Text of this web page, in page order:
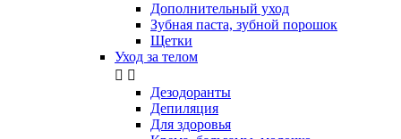
Дополнительный уход
Зубная паста, зубной порошок
Щетки
Уход за телом
 
Дезодоранты
Депиляция
Для здоровья